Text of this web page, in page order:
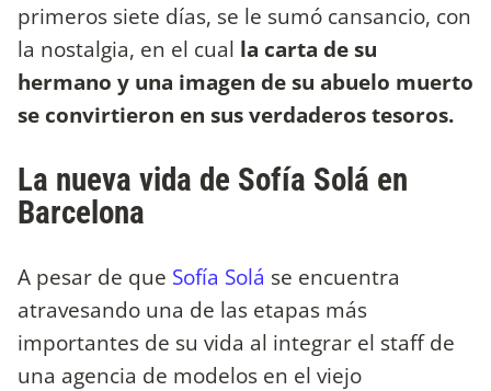
primeros siete días, se le sumó cansancio, con
la nostalgia, en el cual la carta de su
hermano y una imagen de su abuelo muerto
se convirtieron en sus verdaderos tesoros.
La nueva vida de Sofía Solá en
Barcelona
A pesar de que Sofía Solá se encuentra
atravesando una de las etapas más
importantes de su vida al integrar el staff de
una agencia de modelos en el viejo